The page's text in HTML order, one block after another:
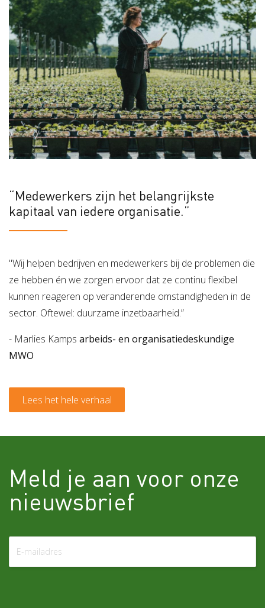
“Medewerkers zijn het belangrijkste
kapitaal van iedere organisatie.”
"Wij helpen bedrijven en medewerkers bij de problemen die
ze hebben én we zorgen ervoor dat ze continu flexibel
kunnen reageren op veranderende omstandigheden in de
sector. Oftewel: duurzame inzetbaarheid.”
- Marlies Kamps arbeids- en organisatiedeskundige
MWO
Lees het hele verhaal
Meld je aan voor onze
nieuwsbrief